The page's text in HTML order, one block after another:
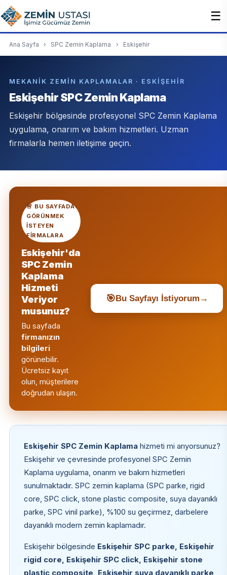
☰
Ana Sayfa › SPC Zemin Kaplama › Eskişehir
MEKANIK ZEMIN KAPLAMALAR · ESKIŞEHIR
Eskişehir SPC Zemin Kaplama
Eskişehir bölgesinde profesyonel SPC Zemin Kaplama
uygulama, onarım ve bakım hizmetleri. Uzman
firmalarla hemen iletişime geçin.
🚨 BU SAYFADA
GÖRÜNMEK
ISTEYEN
FIRMALARA
Eskişehir'da
SPC Zemin
Kaplama
Hizmeti
Veriyor
musunuz?
Bu sayfada
firmanızın
bilgileri
görünebilir.
Ücretsiz kayıt
olun, müşterilere
doğrudan ulaşın.
🎯Bu Sayfayı İstiyorum →
Eskişehir SPC Zemin Kaplamahizmeti mi arıyorsunuz?
Eskişehir ve çevresinde profesyonel SPC Zemin
Kaplama uygulama, onarım ve bakım hizmetleri
sunulmaktadır. SPC zemin kaplama (SPC parke, rigid
core, SPC click, stone plastic composite, suya dayanıklı
parke, SPC vinil parke), %100 su geçirmez, darbelere
dayanıklı modern zemin kaplamadır.
Eskişehir bölgesinde Eskişehir SPC parke, Eskişehir
rigid core, Eskişehir SPC click, Eskişehir stone
plastic composite, Eskişehir suya dayanıklı parke